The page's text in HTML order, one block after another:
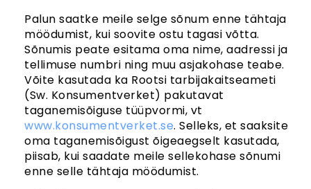
Palun saatke meile selge sõnum enne tähtaja
möödumist, kui soovite ostu tagasi võtta.
Sõnumis peate esitama oma nime, aadressi ja
tellimuse numbri ning muu asjakohase teabe.
Võite kasutada ka Rootsi tarbijakaitseameti
(Sw. Konsumentverket) pakutavat
taganemisõiguse tüüpvormi, vt
www.konsumentverket.se. Selleks, et saaksite
oma taganemisõigust õigeaegselt kasutada,
piisab, kui saadate meile sellekohase sõnumi
enne selle tähtaja möödumist.